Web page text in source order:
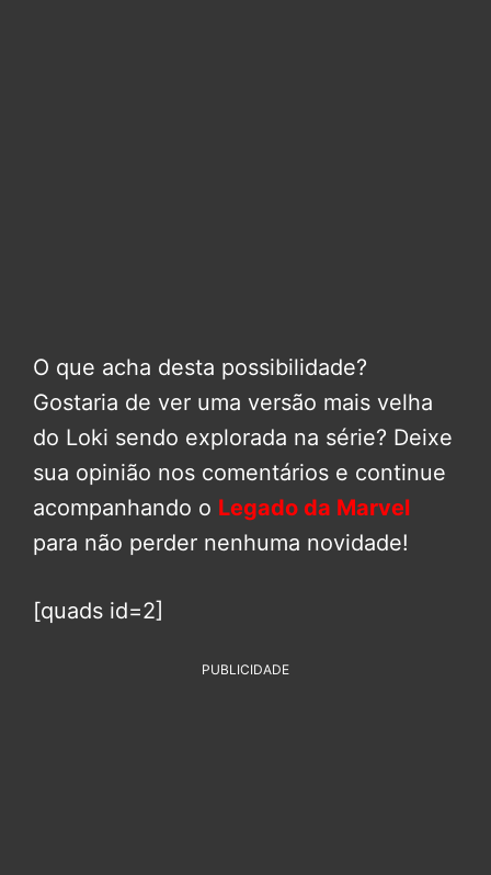
O que acha desta possibilidade?
Gostaria de ver uma versão mais velha
do Loki sendo explorada na série? Deixe
sua opinião nos comentários e continue
acompanhando o Legado da Marvel
para não perder nenhuma novidade!
[quads id=2]
PUBLICIDADE